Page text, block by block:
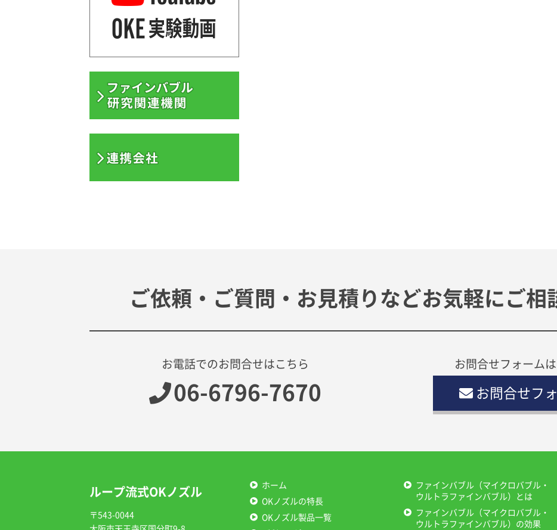
ご依頼・ご質問・お見積りなどお気軽にご相
お電話でのお問合せはこちら
06-6796-7670
お問合せフォーム
お問合せフ
ループ流式OKノズル
〒543-0044
ホーム
OKノズルの特長
OKノズル製品一覧
ファインバブル（マイクロバブル・
ウルトラファインバブル）とは
ファインバブル（マイクロバブル・
ウルトラファインバブル）の効果